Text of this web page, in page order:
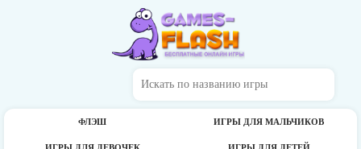
ФЛЭШ ИГРЫ ДЛЯ МАЛЬЧИКОВ